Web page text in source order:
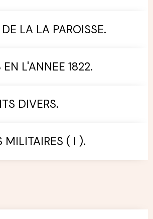
LA LA PAROISSE.
L'ANNEE 1822.
DIVERS.
MILITAIRES ( I ).